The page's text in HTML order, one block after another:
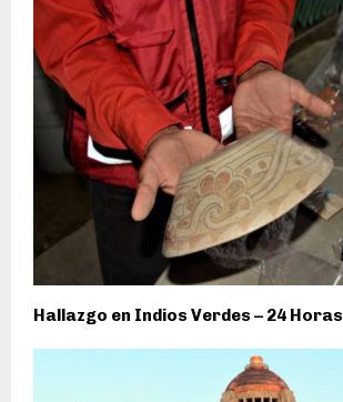
Hallazgo en Indios Verdes – 24 Horas